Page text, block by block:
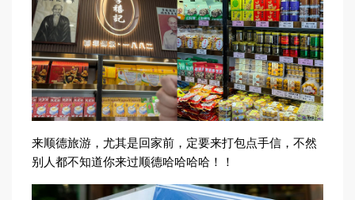
来顺德旅游，尤其是回家前，定要来打包点手信，不然
别人都不知道你来过顺德哈哈哈哈！！